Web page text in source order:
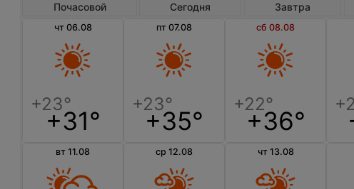
Почасовой Сегодня Завтра
чт 06.08
+31°
пт 07.08
+35°
сб 08.08
+36°
вт 11.08 ср 12.08 чт 13.08